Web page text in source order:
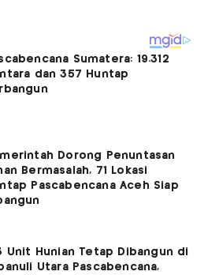
Sumatera: 19.312
dan 357 Huntap
Dorong Penuntasan
Bermasalah, 71 Lokasi
Pascabencana Aceh Siap
Unit Hunian Tetap Dibangun di
Utara Pascabencana,